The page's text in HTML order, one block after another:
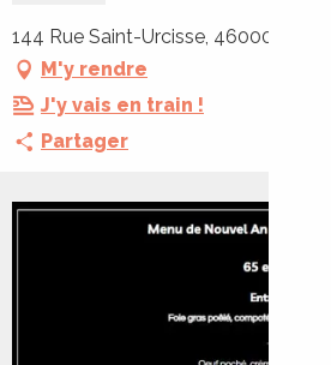
144 Rue Saint-Urcisse, 46000 Cahors
M'y rendre
J'y vais en train !
Partager